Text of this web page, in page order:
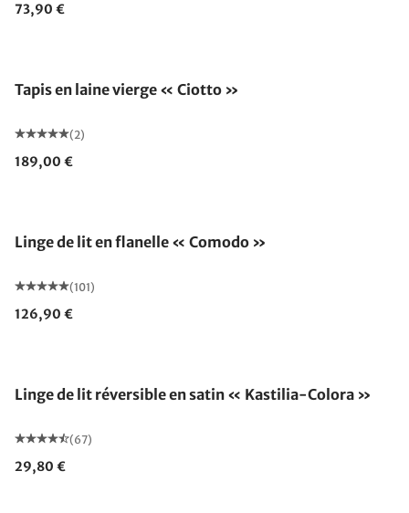
73,90 €
Tapis en laine vierge « Ciotto »
(2)
189,00 €
Linge de lit en flanelle « Comodo »
(101)
126,90 €
Linge de lit réversible en satin « Kastilia-Colora »
(67)
29,80 €